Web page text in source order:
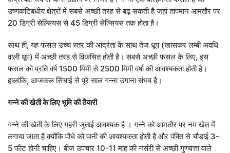
LOGIN DONATE
हिन्दी
ENGLISH
उष्णकटिबंधीय क्षेत्रों में सबसे अच्छी तरह से बढ़ सकती है जहां तापमान आमतौर पर
20 डिग्री सेल्सियस से 45 डिग्री सेल्सियस तक होता है।
साथ ही, यह फसल उच्च स्तर की आर्द्रता के साथ तेज धूप (खासकर लम्बी अवधि
वाली धूप) में अच्छी तरह से विकसित होती है। सबसे अच्छी फसल के लिए, इस
फसल को प्रति वर्ष 1500 मिमी से 2500 मिमी वर्षा की आवश्यकता होती है।
हालांकि, आजकल सिंचाई से पूरे साल गन्ना उगाना संभव है।
गन्ने की खेती के लिए भूमि की तैयारी
गन्ने की खेती के लिए गहरी जुताई आवश्यक है । गन्ने को आमतौर पर नम खेत में
लगाया जाता है क्योंकि पौधे को पानी की आवश्यकता होती है और पंक्ति से चौड़ाई 3-
5 फीट होनी चाहिए। बीज उपचार 10-11 माह की नर्सरी से अच्छी गुणवत्ता वाले